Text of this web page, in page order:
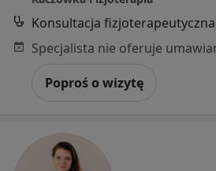
Konsultacja fizjoterapeutyczna
Poproś o wizytę